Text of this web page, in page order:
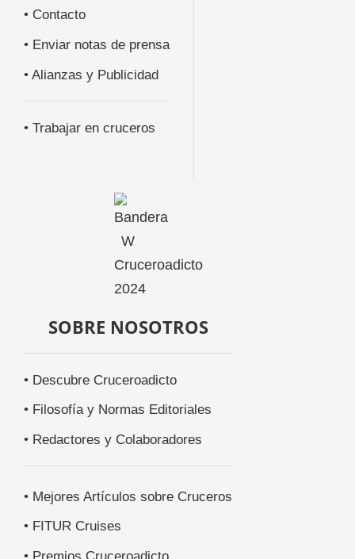
• Contacto
• Enviar notas de prensa
• Alianzas y Publicidad
• Trabajar en cruceros
SOBRE NOSOTROS
• Descubre Cruceroadicto
• Filosofía y Normas Editoriales
• Redactores y Colaboradores
• Mejores Artículos sobre Cruceros
• FITUR Cruises